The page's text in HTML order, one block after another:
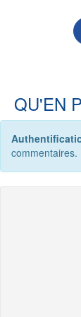
QU'EN
commentaires.